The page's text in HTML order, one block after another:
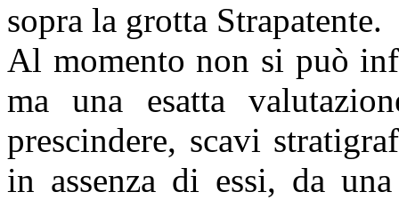
sopra la grotta Strapatente.
Al momento non si può
ma una esatta
prescindere, scavi
in assenza di essi, da